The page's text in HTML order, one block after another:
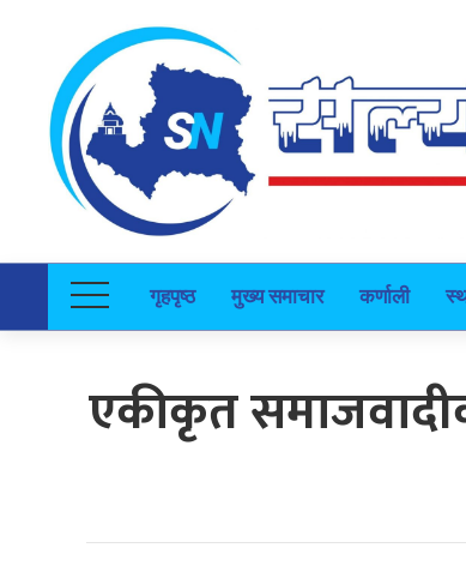
गृहपृष्ठ मुख्य समाचार कर्णाली
एकीकृत